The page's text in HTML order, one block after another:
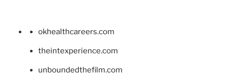
okhealthcareers.com
theintexperience.com
unboundedthefilm.com